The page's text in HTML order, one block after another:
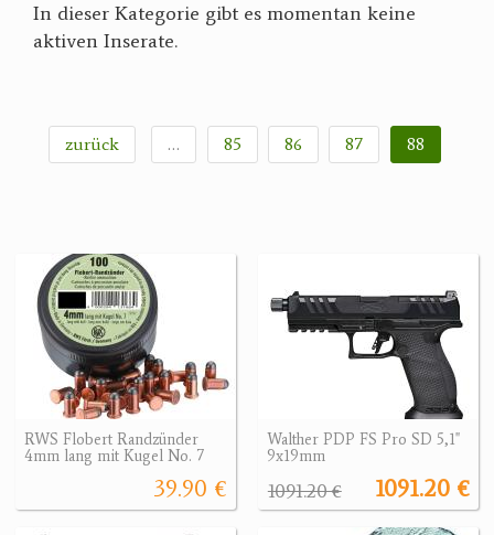
Reviereinrichtungen
In dieser Kategorie gibt es momentan keine
aktiven Inserate.
zurück … 85 86 87 88
RWS Flobert Randzünder
4mm lang mit Kugel No. 7
39.90 €
Walther PDP FS Pro SD 5,1"
9x19mm
1091.20 €
1091.20 €